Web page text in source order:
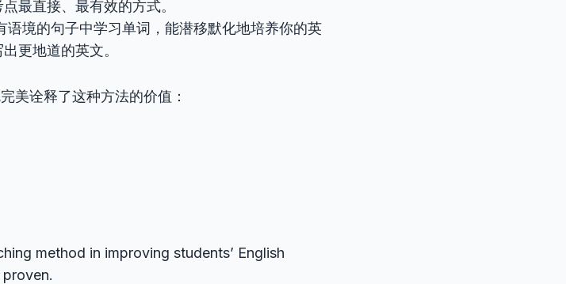
最直接、最有效的方式。
语境的句子中学习单词，能潜移默化地培养你的英
更地道的英文。
美诠释了这种方法的价值：
method in improving students’ English